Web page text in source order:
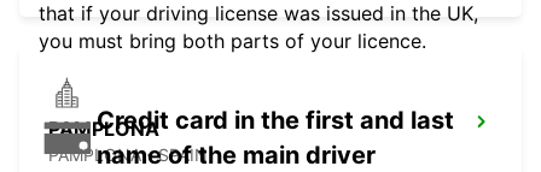
PAMPLONA
PAMPLONA - SPAIN
that if your driving license was issued in the UK,
you must bring both parts of your licence.
Credit card in the first and last
name of the main driver